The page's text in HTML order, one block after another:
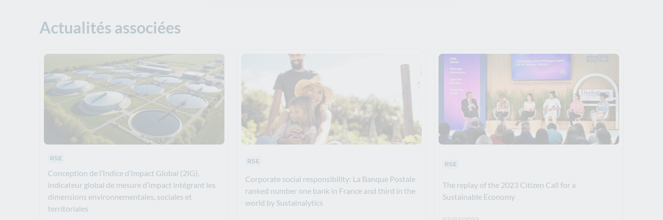
Actualités associées
Thematics :
RSE
Conception de l’Indice d’Impact Global (2IG),
indicateur global de mesure d’impact intégrant les
dimensions environnementales, sociales et
territoriales
Thematics :
RSE
Corporate social responsibility: La Banque Postale
ranked number one bank in France and third in the
world by Sustainalytics
Thematics :
RSE
The replay of the 2023 Citizen Call for a
Sustainable Economy